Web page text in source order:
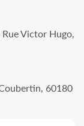
Victor Hugo,
60180